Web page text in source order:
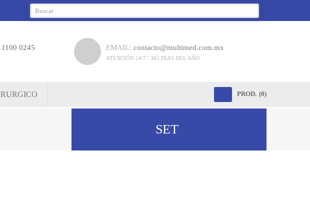
0245 EMAIL:contacto@multimed.com.mx
ATENCIÓN 24/7 / 365 DIAS DEL AÑO
PROD. (0)
SET